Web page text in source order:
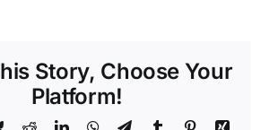
Story, Choose Your
Platform!
BlueskyRedditLinkedInWhatsApp
TelegramTumblr PinterestXing